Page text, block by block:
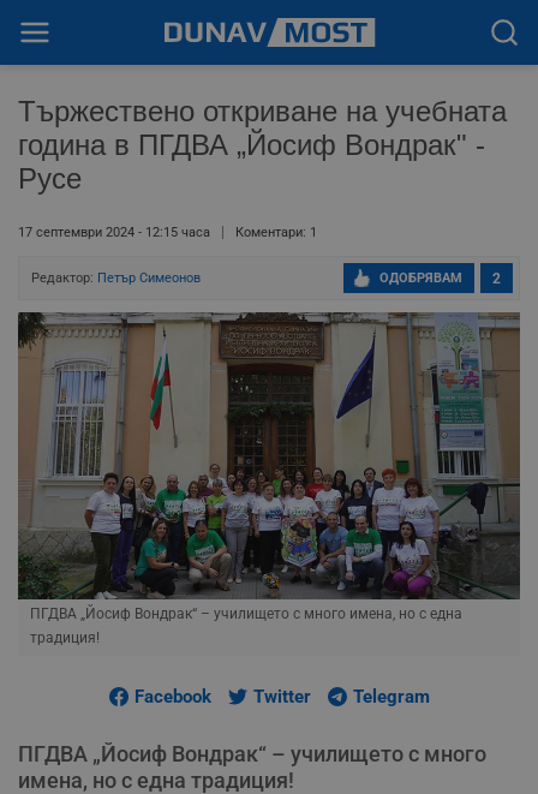
Тържествено откриване на учебната
година в ПГДВА „Йосиф Вондрак" -
Русе
17 септември 2024 - 12:15 часа Коментари: 1
Редактор: Петър Симеонов 2
ОДОБРЯВАМ
ПГДВА „Йосиф Вондрак“ – училището с много имена, но с една
традиция!
Facebook Twitter Telegram
ПГДВА „Йосиф Вондрак“ – училището с много
имена, но с една традиция!